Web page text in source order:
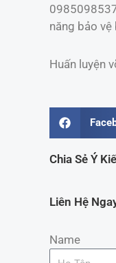
năng bảo
Huấn luyện
Chia Sẻ Ý
Liên Hệ
Name